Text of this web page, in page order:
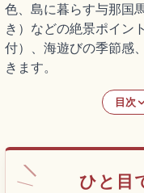
色、島に暮らす与那国
き）などの絶景ポイン
付）、海遊びの季節感
きます。
目次
ひと目